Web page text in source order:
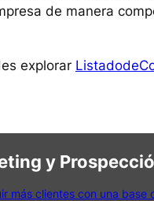
de manera
explorar
y
más clientes con una base